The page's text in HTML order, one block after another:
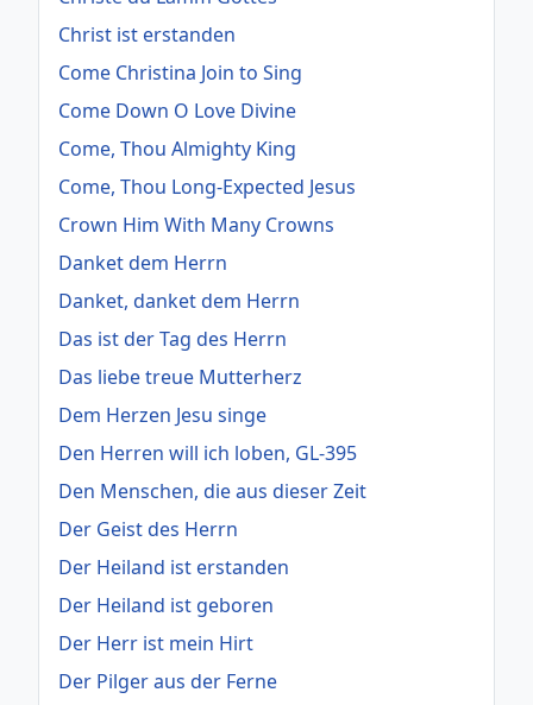
Christ ist erstanden
Come Christina Join to Sing
Come Down O Love Divine
Come, Thou Almighty King
Come, Thou Long-Expected Jesus
Crown Him With Many Crowns
Danket dem Herrn
Danket, danket dem Herrn
Das ist der Tag des Herrn
Das liebe treue Mutterherz
Dem Herzen Jesu singe
Den Herren will ich loben, GL-395
Den Menschen, die aus dieser Zeit
Der Geist des Herrn
Der Heiland ist erstanden
Der Heiland ist geboren
Der Herr ist mein Hirt
Der Pilger aus der Ferne